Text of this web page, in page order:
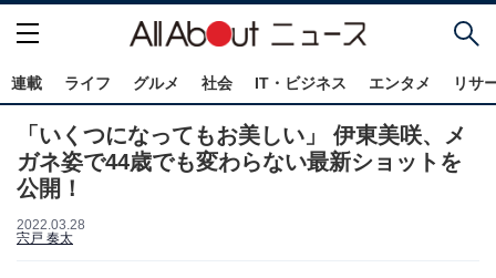
連載 ライフ グルメ 社会 IT・ビジネス エンタメ リサ
「いくつになってもお美しい」 伊東美咲、メ
ガネ姿で44歳でも変わらない最新ショットを
公開！
2022.03.28
宍戸 奏太